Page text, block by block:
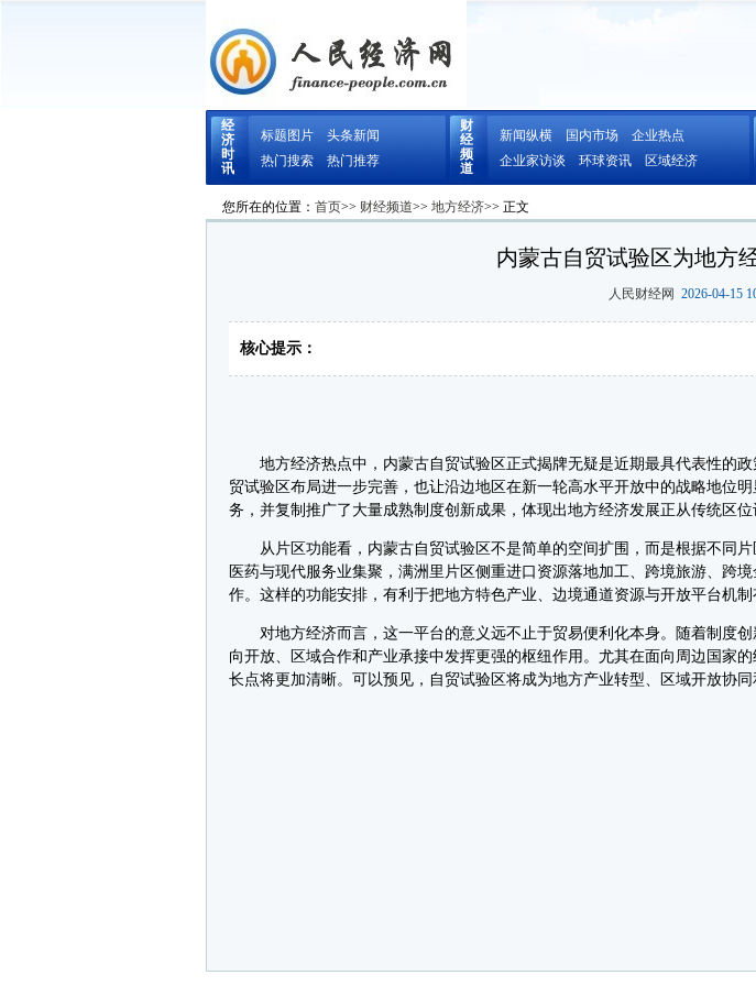
经
济
时
讯
标题图片
头条新闻
热门搜索
热门推荐
财
经
频
道
新闻纵横 国内市场
企业热点
企业家访谈
环球资讯 区域经济
您所在的位置： 首页>> 财经频道>> 地方经济>> 正文
内蒙古自贸试验区为地方
人民财经网 2026-04-15
核心提示：
地方经济热点中，内蒙古自贸试验区正式揭牌无疑是近期最具代表性的政
贸试验区布局进一步完善，也让沿边地区在新一轮高水平开放中的战略地位
务，并复制推广了大量成熟制度创新成果，体现出地方经济发展正从传统区
从片区功能看，内蒙古自贸试验区不是简单的空间扩围，而是根据不同片
医药与现代服务业集聚，满洲里片区侧重进口资源落地加工、跨境旅游、跨
作。这样的功能安排，有利于把地方特色产业、边境通道资源与开放平台机
对地方经济而言，这一平台的意义远不止于贸易便利化本身。随着制度创
向开放、区域合作和产业承接中发挥更强的枢纽作用。尤其在面向周边国家
长点将更加清晰。可以预见，自贸试验区将成为地方产业转型、区域开放协同